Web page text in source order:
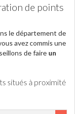
de points
le département de
avez commis une
de faire un
situés à proximité